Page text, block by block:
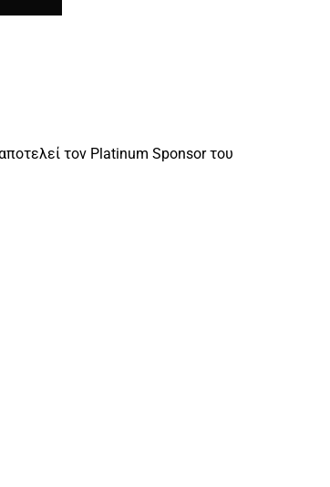
τον Platinum Sponsor του